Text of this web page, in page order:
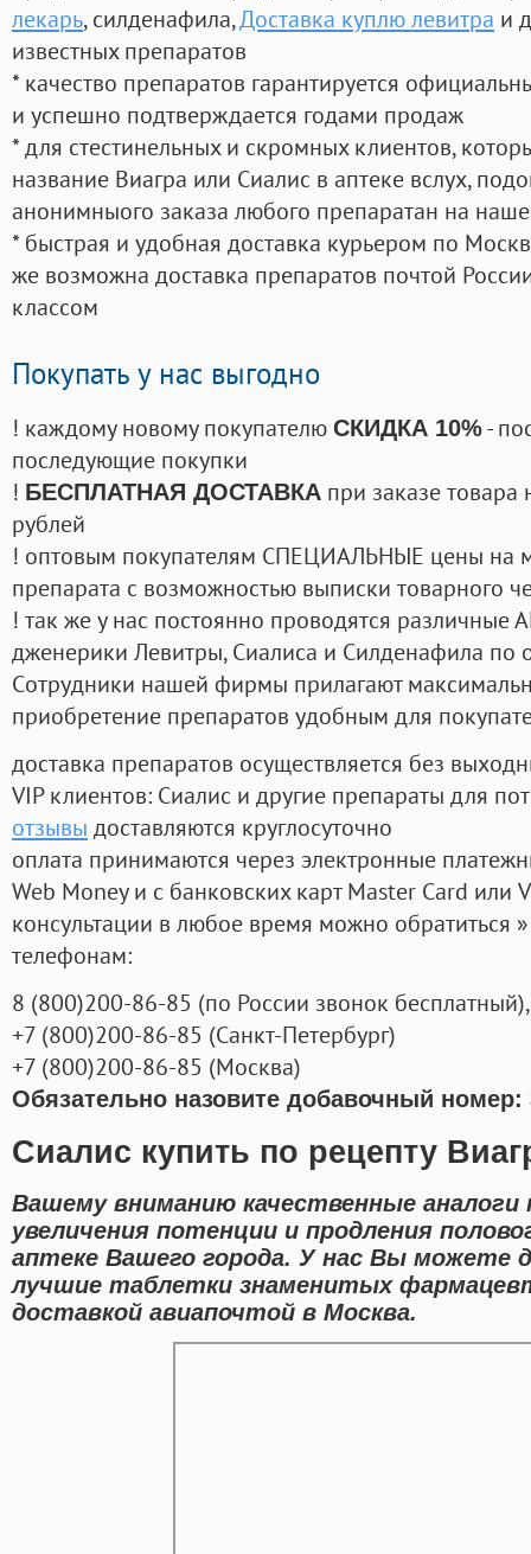
лекарь, силденафила,Доставка куплю левитра и
известных препаратов
* качество препаратов гарантируется
и успешно подтверждается годами продаж
* для стестинельных и скромных клиентов,
название Виагра или Сиалис в аптеке вслух,
анонимныого заказа любого препаратан на
* быстрая и удобная доставка курьером по
же возможна доставка препаратов почтой
классом
Покупать у нас выгодно
! каждому новому покупателю СКИДКА 10%-
последующие покупки
! БЕСПЛАТНАЯ ДОСТАВКА при заказе
рублей
! оптовым покупателям СПЕЦИАЛЬНЫЕ цены на
препарата с возможностью выписки товарного
! так же у нас постоянно проводятся
дженерики Левитры, Сиалиса и Силденафила по
Cотрудники нашей фирмы прилагают
приобретение препаратов удобным для
доставка препаратов осуществляется без
VIP клиентов: Сиалис и другие препараты для
отзывы доставляются круглосуточно
оплата принимаются через электронные
Web Money и с банковских карт Master Card или
консультации в любое время можно обратиться
телефонам:
8 (800)200-86-85 (по России звонок бесплатный),
+7 (800)200-86-85 (Санкт-Петербург)
+7 (800)200-86-85 (Москва)
Обязательно назовите добавочный номер:
Сиалис купить по рецепту
Вашему вниманию качественные аналоги
увеличения потенции и продления
аптеке Вашего города. У нас Вы можете
лучшие таблетки знаменитых
доставкой авиапочтой в Москва.